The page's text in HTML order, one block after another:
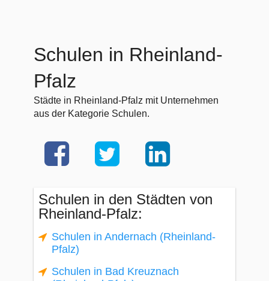
Schulen in Rheinland-
Pfalz
Städte in Rheinland-Pfalz mit Unternehmen
aus der Kategorie Schulen.
Schulen in den Städten von
Rheinland-Pfalz:
Schulen in Andernach (Rheinland-
Pfalz)
Schulen in Bad Kreuznach